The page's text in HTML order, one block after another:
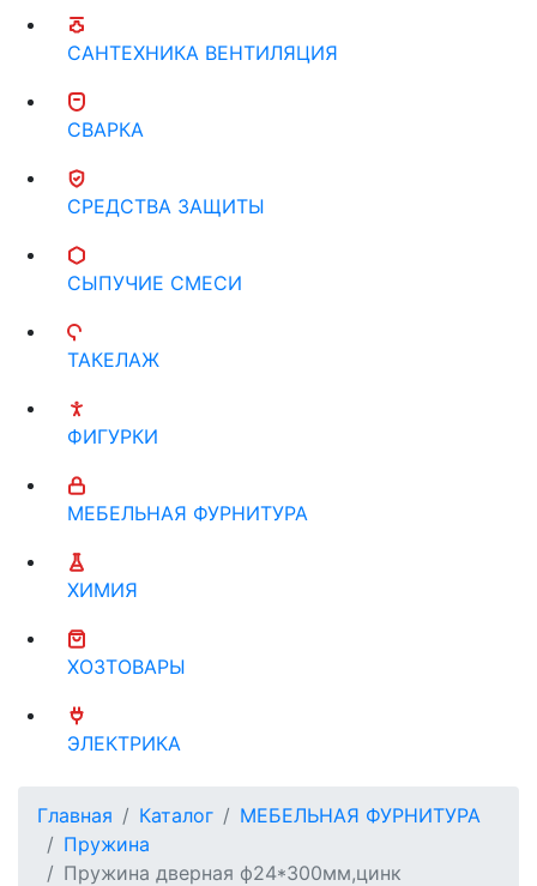
САНТЕХНИКА ВЕНТИЛЯЦИЯ
СВАРКА
СРЕДСТВА ЗАЩИТЫ
СЫПУЧИЕ СМЕСИ
ТАКЕЛАЖ
ФИГУРКИ
МЕБЕЛЬНАЯ ФУРНИТУРА
ХИМИЯ
ХОЗТОВАРЫ
ЭЛЕКТРИКА
Главная Каталог
МЕБЕЛЬНАЯ ФУРНИТУРА
Пружина
Пружина дверная ф24*300мм,цинк